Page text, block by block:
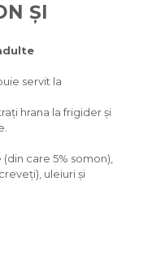
ȘI
servit la
hrana la frigider și
care 5% somon),
uleiuri și